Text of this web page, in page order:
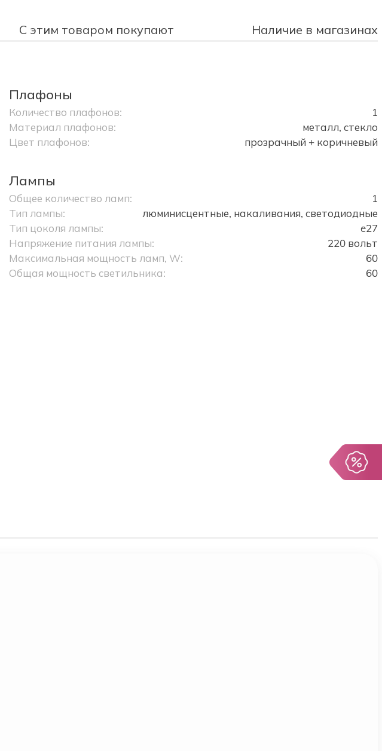
С этим товаром покупают Наличие в магазинах
Плафоны
Количество плафонов:
1
Материал плафонов:
металл, стекло
Цвет плафонов:
прозрачный + коричневый
Лампы
Общее количество ламп:
1
Тип лампы:
люминисцентные, накаливания, светодиодные
Тип цоколя лампы:
e27
Напряжение питания лампы:
220 вольт
Максимальная мощность ламп, W:
60
Общая мощность светильника:
60